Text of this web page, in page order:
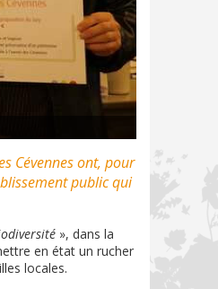
Cévennes ont, pour
public qui
», dans la
en état un rucher
locales.